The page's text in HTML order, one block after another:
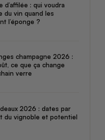
d’affilée : qui voudra
du vin quand les
l’éponge ?
champagne 2026 :
ce que ça change
verre
2026 : dates par
du vignoble et potentiel